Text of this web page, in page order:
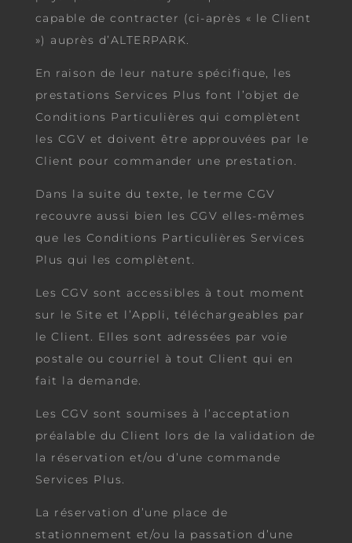
capable de contracter (ci-après « le Client
») auprès d’ALTERPARK.
En raison de leur nature spécifique, les
prestations Services Plus font l’objet de
Conditions Particulières qui complètent
les CGV et doivent être approuvées par le
Client pour commander une prestation.
Dans la suite du texte, le terme CGV
recouvre aussi bien les CGV elles-mêmes
que les Conditions Particulières Services
Plus qui les complètent.
Les CGV sont accessibles à tout moment
sur le Site et l’Appli, téléchargeables par
le Client. Elles sont adressées par voie
postale ou courriel à tout Client qui en
fait la demande.
Les CGV sont soumises à l’acceptation
préalable du Client lors de la validation de
la réservation et/ou d’une commande
Services Plus.
La réservation d’une place de
stationnement et/ou la passation d’une